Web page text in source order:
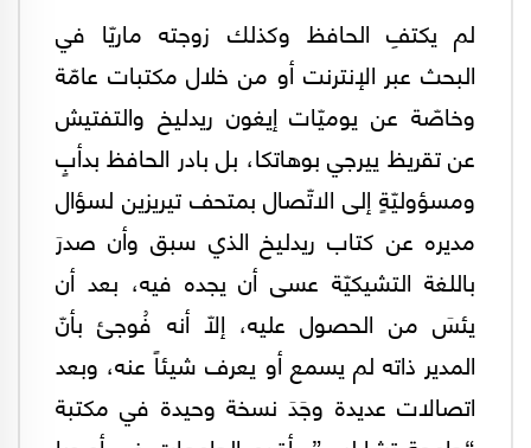
لم يكتفِ الحافظ وكذلك زوجته ماريّا في
البحث عبر الإنترنت أو من خلال مكتبات عامّة
وخاصّة عن يوميّات إيغون ريدليخ والتفتيش
عن تقريظ ييرجي بوهاتكا، بل بادر الحافظ بدأبٍ
ومسؤوليّةٍ إلى الاتّصال بمتحف تيريزين لسؤال
مديره عن كتاب ريدليخ الذي سبق وأن صدرَ
باللغة التشيكيّة عسى أن يجده فيه، بعد أن
يئسَ من الحصول عليه، إلّا أنه فُوجئ بأنّ
المدير ذاته لم يسمع أو يعرف شيئاً عنه، وبعد
اتصالات عديدة وجَدَ نسخة وحيدة في مكتبة